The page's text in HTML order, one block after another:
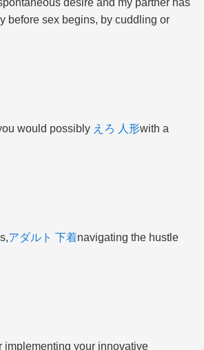
spontaneous desire and my partner has
before sex begins, by cuddling or
would possibly えろ 人形with a
アダルト 下着navigating the hustle
implementing your innovative